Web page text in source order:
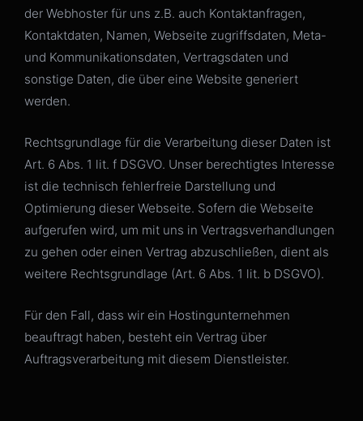
der Webhoster für uns z.B. auch Kontaktanfragen,
Kontaktdaten, Namen, Webseite zugriffsdaten, Meta-
und Kommunikationsdaten, Vertragsdaten und
sonstige Daten, die über eine Website generiert
werden.
Rechtsgrundlage für die Verarbeitung dieser Daten ist
Art. 6 Abs. 1 lit. f DSGVO. Unser berechtigtes Interesse
ist die technisch fehlerfreie Darstellung und
Optimierung dieser Webseite. Sofern die Webseite
aufgerufen wird, um mit uns in Vertragsverhandlungen
zu gehen oder einen Vertrag abzuschließen, dient als
weitere Rechtsgrundlage (Art. 6 Abs. 1 lit. b DSGVO).
Für den Fall, dass wir ein Hostingunternehmen
beauftragt haben, besteht ein Vertrag über
Auftragsverarbeitung mit diesem Dienstleister.